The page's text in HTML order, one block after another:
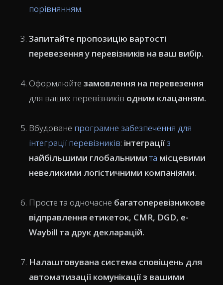
порівнянням.
Запитайте пропозицію вартості
перевезення у перевізників на ваш вибір.
Оформлюйте замовлення на перевезення
для ваших перевізників одним клацанням.
Вбудоване програмне забезпечення для
інтеграції перевізників: інтеграції з
найбільшими глобальнимита місцевими
невеликими логістичними компаніями.
Просте та одночасне багатоперевізникове
відправлення етикеток, CMR, DGD, e-
Waybill та друк декларацій.
Налаштовувана система сповіщень для
автоматизації комунікаціїз вашими